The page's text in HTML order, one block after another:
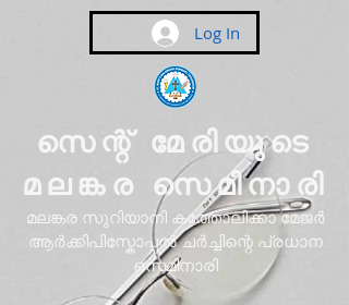
Log In
സെന്റ് മേരിയുടെ
മലങ്കര സെമിനാരി
മലങ്കര സുറിയാനി കത്തോലിക്കാ മേജർ
ആർക്കിപിസ്കോപ്പൽ ചർച്ചിന്റെ പ്രധാന
സെമിനാരി